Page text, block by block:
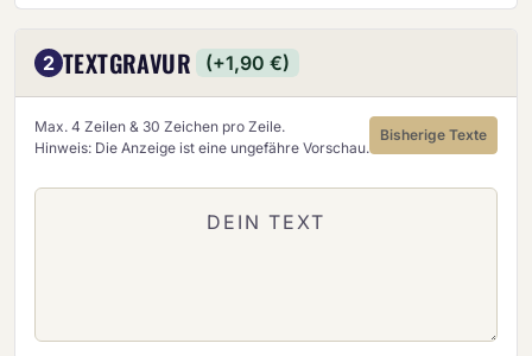
2 TEXTGRAVUR (+1,90 €)
Max. 4 Zeilen & 30 Zeichen pro Zeile.
Hinweis: Die Anzeige ist eine ungefähre Vorschau.
Bisherige Texte